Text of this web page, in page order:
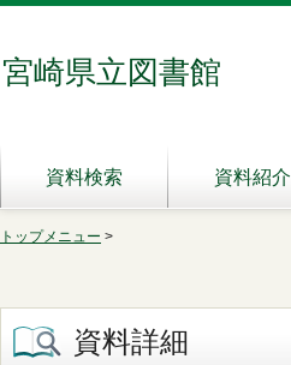
宮崎県立図書館
資料検索 資料紹介
トップメニュー >
資料詳細